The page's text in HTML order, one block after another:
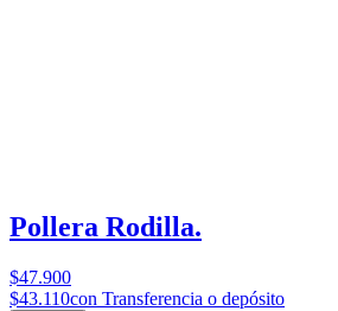
Pollera Rodilla.
$47.900
$43.110con Transferencia o depósito